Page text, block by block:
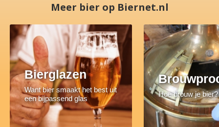
Meer bier op Biernet.nl
Bierglazen
Want bier smaakt het best uit
een bijpassend glas
Hoe brouw je bier?